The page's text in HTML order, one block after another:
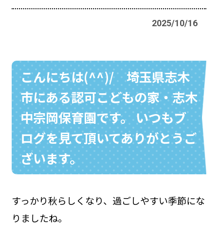
採用情報
048-631-3721 お問い合わせ
2025/10/16
こんにちは(^^)/ 埼玉県志木
市にある認可こどもの家・志木
中宗岡保育園です。 いつもブ
ログを見て頂いてありがとうご
ざいます。
すっかり秋らしくなり、過ごしやすい季節にな
りましたね。